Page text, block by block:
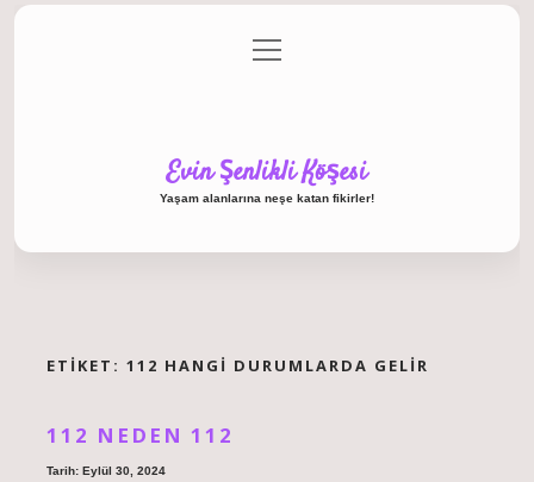
Gizlilik Politikası
menüyü
aç
Evin Şenlikli Köşesi
Yaşam alanlarına neşe katan fikirler!
ETIKET: 112 HANGI DURUMLARDA GELIR
112 NEDEN 112
Tarih: Eylül 30, 2024